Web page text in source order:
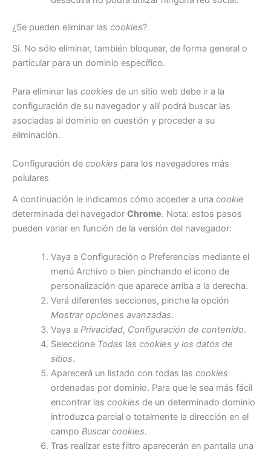
¿Se pueden eliminar las cookies?
Sí. No sólo eliminar, también bloquear, de forma general o
particular para un dominio específico.
Para eliminar las cookies de un sitio web debe ir a la
configuración de su navegador y allí podrá buscar las
asociadas al dominio en cuestión y proceder a su
eliminación.
Configuración de cookies para los navegadores más
polulares
A continuación le indicamos cómo acceder a una cookie
determinada del navegador Chrome. Nota: estos pasos
pueden variar en función de la versión del navegador:
Vaya a Configuración o Preferencias mediante el
menú Archivo o bien pinchando el icono de
personalización que aparece arriba a la derecha.
Verá diferentes secciones, pinche la opción
Mostrar opciones avanzadas.
Vaya a Privacidad, Configuración de contenido.
Seleccione Todas las cookies y los datos de
sitios.
Aparecerá un listado con todas las cookies
ordenadas por dominio. Para que le sea más fácil
encontrar las cookies de un determinado dominio
introduzca parcial o totalmente la dirección en el
campo Buscar cookies.
Tras realizar este filtro aparecerán en pantalla una